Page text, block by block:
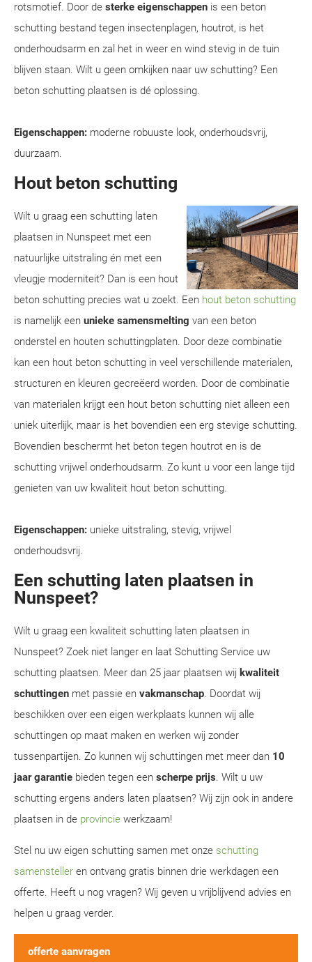
rotsmotief. Door de sterke eigenschappen is een beton
schutting bestand tegen insectenplagen, houtrot, is het
onderhoudsarm en zal het in weer en wind stevig in de tuin
blijven staan. Wilt u geen omkijken naar uw schutting? Een
beton schutting plaatsen is dé oplossing.
Eigenschappen: moderne robuuste look, onderhoudsvrij,
duurzaam.
Hout beton schutting
Wilt u graag een schutting laten
plaatsen in Nunspeet met een
natuurlijke uitstraling én met een
vleugje moderniteit? Dan is een hout
beton schutting precies wat u zoekt. Een hout beton schutting
is namelijk een unieke samensmelting van een beton
onderstel en houten schuttingplaten. Door deze combinatie
kan een hout beton schutting in veel verschillende materialen,
structuren en kleuren gecreëerd worden. Door de combinatie
van materialen krijgt een hout beton schutting niet alleen een
uniek uiterlijk, maar is het bovendien een erg stevige schutting.
Bovendien beschermt het beton tegen houtrot en is de
schutting vrijwel onderhoudsarm. Zo kunt u voor een lange tijd
genieten van uw kwaliteit hout beton schutting.
Eigenschappen: unieke uitstraling, stevig, vrijwel
onderhoudsvrij.
Een schutting laten plaatsen in
Nunspeet?
Wilt u graag een kwaliteit schutting laten plaatsen in
Nunspeet? Zoek niet langer en laat Schutting Service uw
schutting plaatsen. Meer dan 25 jaar plaatsen wij kwaliteit
schuttingen met passie en vakmanschap. Doordat wij
beschikken over een eigen werkplaats kunnen wij alle
schuttingen op maat maken en werken wij zonder
tussenpartijen. Zo kunnen wij schuttingen met meer dan 10
jaar garantie bieden tegen een scherpe prijs. Wilt u uw
schutting ergens anders laten plaatsen? Wij zijn ook in andere
plaatsen in de provincie werkzaam!
Stel nu uw eigen schutting samen met onze schutting
samensteller en ontvang gratis binnen drie werkdagen een
offerte. Heeft u nog vragen? Wij geven u vrijblijvend advies en
helpen u graag verder.
offerte aanvragen